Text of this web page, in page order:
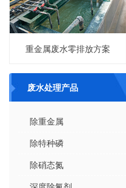
重金属废水零排放方案
废水处理产品
除重金属
除特种磷
除硝态氮